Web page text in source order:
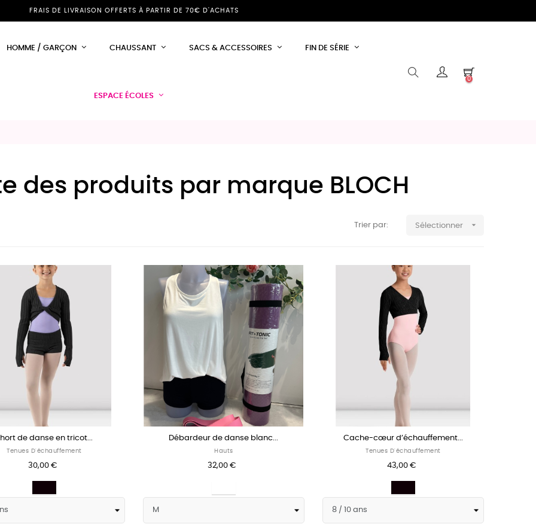
FRAIS DE LIVRAISON OFFERTS À PARTIR DE 70€ D'ACHATS
HOMME / GARÇON CHAUSSANT SACS & ACCESSOIRES FIN DE SÉRIE
ESPACE ÉCOLES
0
des produits par marque BLOCH
Trier par: Sélectionner 
de danse en tricot...
Tenues D'échauffement
30,00 €
Débardeur de danse blanc...
Hauts
32,00 €
Cache-cœur d’échauffement...
Tenues D'échauffement
43,00 €